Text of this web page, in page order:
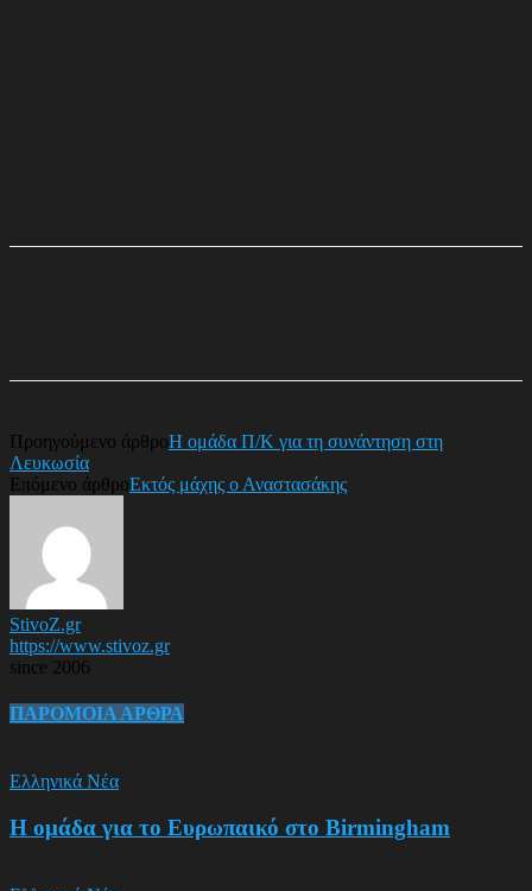
Προηγούμενο άρθροΗ ομάδα Π/Κ για τη συνάντηση στη
Λευκωσία
Επόμενο άρθροΕκτός μάχης ο Αναστασάκης
StivoZ.gr
https://www.stivoz.gr
since 2006
ΠΑΡΟΜΟΙΑ ΑΡΘΡΑ
Ελληνικά Νέα
Η ομάδα για το Ευρωπαικό στο Birmingham